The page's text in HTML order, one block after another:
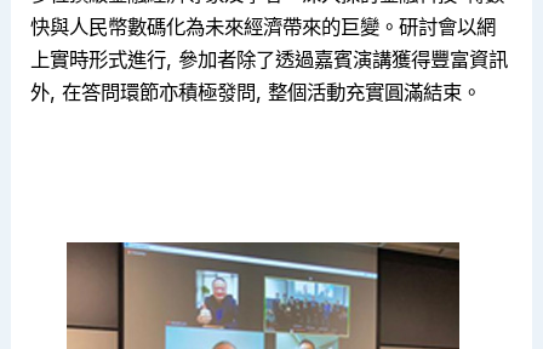
快與人民幣數碼化為未來經濟帶來的巨變。研討會以網
上實時形式進行, 參加者除了透過嘉賓演講獲得豐富資訊
外, 在答問環節亦積極發問, 整個活動充實圓滿結束。